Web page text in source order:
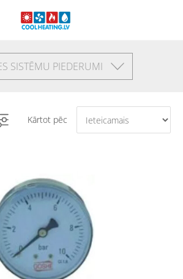
SISTĒMU PIEDERUMI
Kārtot pēc